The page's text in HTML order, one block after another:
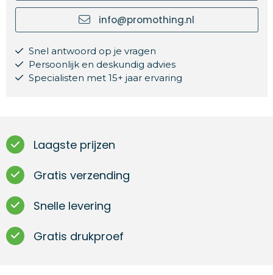
info@promothing.nl
Snel antwoord op je vragen
Persoonlijk en deskundig advies
Specialisten met 15+ jaar ervaring
Laagste prijzen
Gratis verzending
Snelle levering
Gratis drukproef